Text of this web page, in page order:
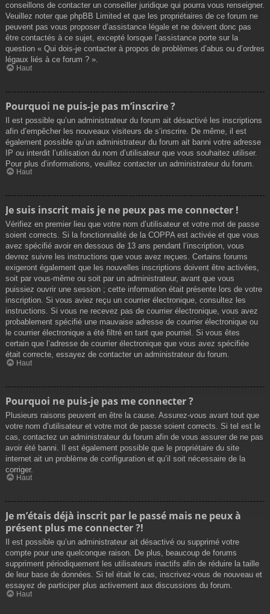
conseillons de contacter un conseiller juridique qui pourra vous renseigner.
Veuillez noter que phpBB Limited et que les propriétaires de ce forum ne
peuvent pas vous proposer d’assistance légale et ne doivent donc pas
être contactés à ce sujet, excepté lorsque l’assistance porte sur la
question « Qui dois-je contacter à propos de problèmes d’abus ou d’ordres
légaux liés à ce forum ? ».
Haut
Pourquoi ne puis-je pas m’inscrire ?
Il est possible qu’un administrateur du forum ait désactivé les inscriptions
afin d’empêcher les nouveaux visiteurs de s’inscrire. De même, il est
également possible qu’un administrateur du forum ait banni votre adresse
IP ou interdit l’utilisation du nom d’utilisateur que vous souhaitez utiliser.
Pour plus d’informations, veuillez contacter un administrateur du forum.
Haut
Je suis inscrit mais je ne peux pas me connecter !
Vérifiez en premier lieu que votre nom d’utilisateur et votre mot de passe
soient corrects. Si la fonctionnalité de la COPPA est activée et que vous
avez spécifié avoir en dessous de 13 ans pendant l’inscription, vous
devrez suivre les instructions que vous avez reçues. Certains forums
exigeront également que les nouvelles inscriptions doivent être activées,
soit par vous-même ou soit par un administrateur, avant que vous
puissiez ouvrir une session ; cette information était présente lors de votre
inscription. Si vous aviez reçu un courrier électronique, consultez les
instructions. Si vous ne recevez pas de courrier électronique, vous avez
probablement spécifié une mauvaise adresse de courrier électronique ou
le courrier électronique a été filtré en tant que pourriel. Si vous êtes
certain que l’adresse de courrier électronique que vous avez spécifiée
était correcte, essayez de contacter un administrateur du forum.
Haut
Pourquoi ne puis-je pas me connecter ?
Plusieurs raisons peuvent en être la cause. Assurez-vous avant tout que
votre nom d’utilisateur et votre mot de passe soient corrects. Si tel est le
cas, contactez un administrateur du forum afin de vous assurer de ne pas
avoir été banni. Il est également possible que le propriétaire du site
internet ait un problème de configuration et qu’il soit nécessaire de la
corriger.
Haut
Je m’étais déjà inscrit par le passé mais ne peux à
présent plus me connecter ?!
Il est possible qu’un administrateur ait désactivé ou supprimé votre
compte pour une quelconque raison. De plus, beaucoup de forums
suppriment périodiquement les utilisateurs inactifs afin de réduire la taille
de leur base de données. Si tel était le cas, inscrivez-vous de nouveau et
essayez de participer plus activement aux discussions du forum.
Haut